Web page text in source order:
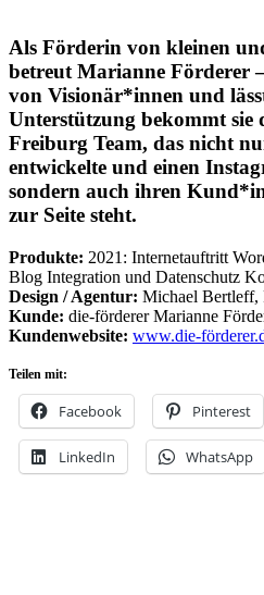
Als Förderin von kleinen
betreut Marianne Förderer
von Visionär*innen und
Unterstützung bekommt sie
Freiburg Team, das nicht
entwickelte und einen
sondern auch ihren
zur Seite steht.
Produkte: 2021: Internetauftritt
Blog Integration und Datenschutz
Design / Agentur: Michael Bertleff,
Kunde: die-förderer Marianne
Kundenwebsite: www.die-
Teilen mit:
Facebook Pinterest
LinkedIn WhatsApp